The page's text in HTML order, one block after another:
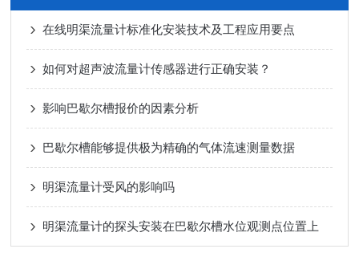
在线明渠流量计标准化安装技术及工程应用要点
如何对超声波流量计传感器进行正确安装？
影响巴歇尔槽报价的因素分析
巴歇尔槽能够提供极为精确的气体流速测量数据
明渠流量计受风的影响吗
明渠流量计的探头安装在巴歇尔槽水位观测点位置上